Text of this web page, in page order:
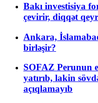
Bakı investisiya
çevirir, diqqət
Ankara,
birləşir?
SOFAZ Perunun
yatırıb, lakin
açıqlamayıb